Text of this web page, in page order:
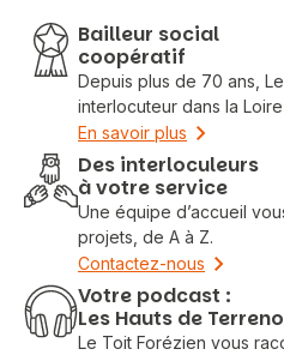
Bailleur social
coopératif
Depuis plus de 70 ans,
interlocuteur dans la
En savoir plus
Des interloculeurs
à votre service
Une équipe d’accueil
projets, de A à Z.
Contactez-nous
Votre podcast :
Les Hauts de
Le Toit Forézien vous